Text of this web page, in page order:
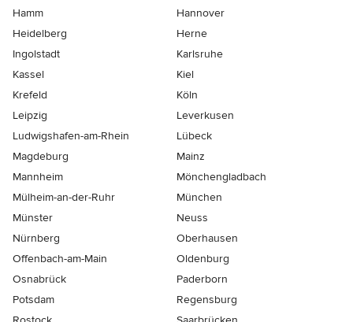
Hamm
Hannover
Heidelberg
Herne
Ingolstadt
Karlsruhe
Kassel
Kiel
Krefeld
Köln
Leipzig
Leverkusen
Ludwigshafen-am-Rhein
Lübeck
Magdeburg
Mainz
Mannheim
Mönchen­gladbach
Mülheim-an-der-Ruhr
München
Münster
Neuss
Nürnberg
Oberhausen
Offenbach-am-Main
Oldenburg
Osnabrück
Paderborn
Potsdam
Regensburg